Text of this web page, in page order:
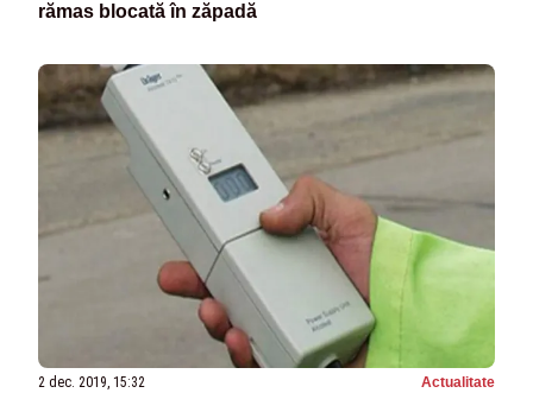
rămas blocată în zăpadă
2 dec. 2019, 15:32 Actualitate